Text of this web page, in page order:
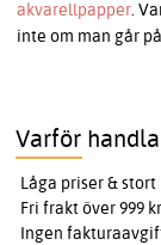
akvarellpapper.
inte om man går
Varför
Låga priser & stort
Fri frakt över 999 kr
Ingen